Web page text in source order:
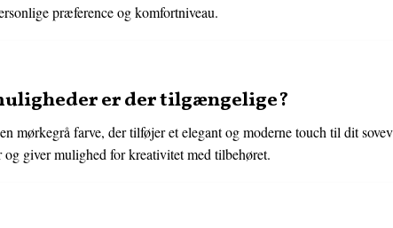
præference og komfortniveau.
er der tilgængelige?
mørkegrå farve, der tilføjer et elegant og moderne touch til dit
giver mulighed for kreativitet med tilbehøret.